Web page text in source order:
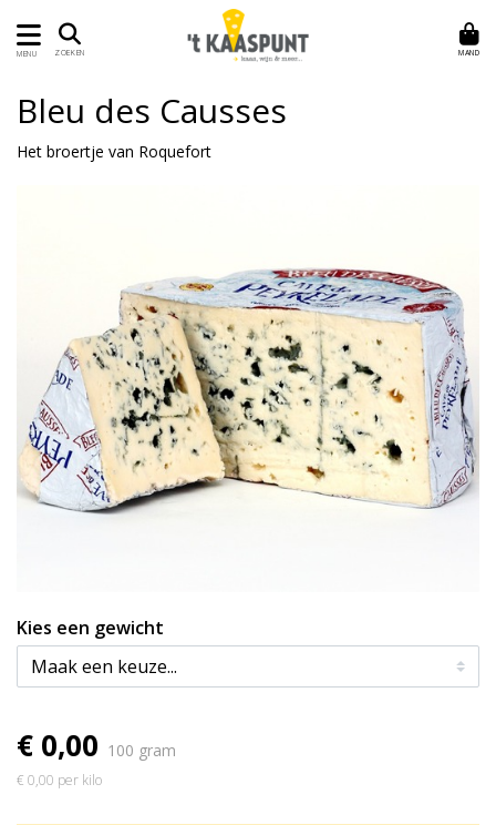
MENU ZOEKEN MAND
Bleu des Causses
Het broertje van Roquefort
Kies een gewicht
€ 0,00 100 gram
€ 0,00 per kilo